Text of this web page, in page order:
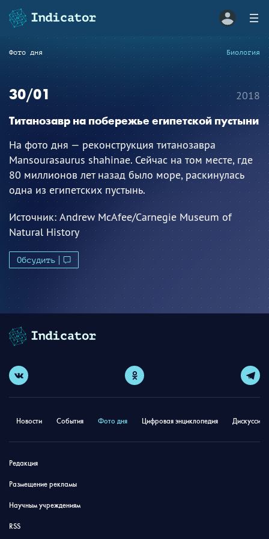
Фото дня Биология
30/01
Титанозавр на побережье египетской пустыни
На фото дня — реконструкция титанозавра
Mansourasaurus shahinae. Сейчас на том месте, где
80 миллионов лет назад было море, раскинулась
одна из египетских пустынь.
Источник: Andrew McAfee/Carnegie Museum of
Natural History
Обсудить
2018
Новости События Фото дня Цифровая энциклопедия
Редакция
Размещение рекламы
Научным учреждениям
RSS